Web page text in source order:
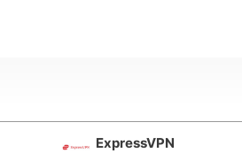
ExpressVPN